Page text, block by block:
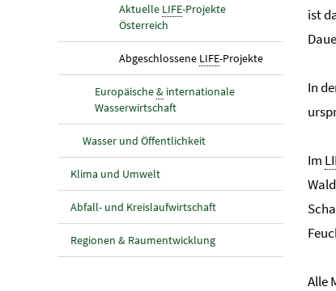
Aktuelle LIFE-Projekte
Österreich
Abgeschlossene LIFE-Projekte(aktuelle Seite)
Europäische& internationale
Wasserwirtschaft
Wasser und Öffentlichkeit
Klima und Umwelt
Abfall- und Kreislaufwirtschaft
Regionen & Raumentwicklung
ist
In
Im
Alle